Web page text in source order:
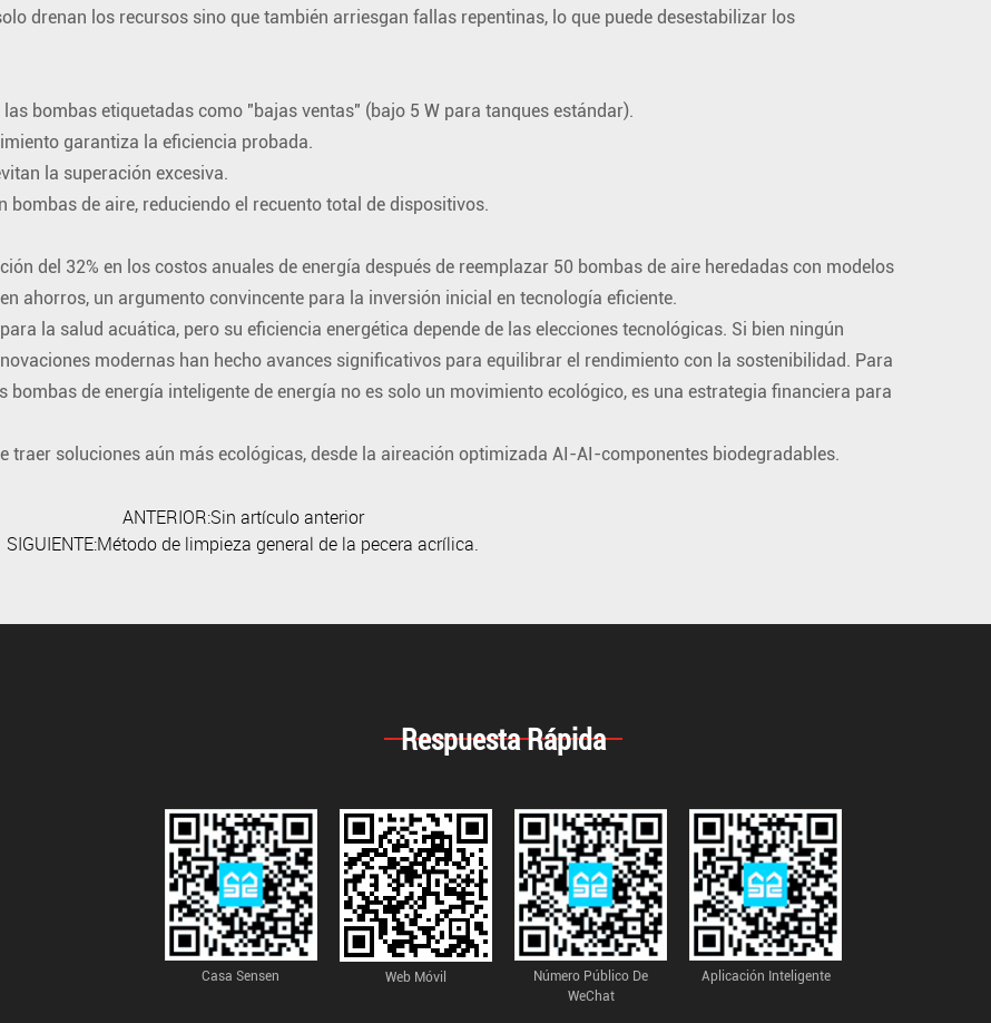
drenan los recursos sino que también arriesgan fallas repentinas, lo que puede desestabilizar los
bombas etiquetadas como "bajas ventas" (bajo 5 W para tanques estándar).
garantiza la eficiencia probada.
la superación excesiva.
de aire, reduciendo el recuento total de dispositivos.
del 32% en los costos anuales de energía después de reemplazar 50 bombas de aire heredadas con modelos
ahorros, un argumento convincente para la inversión inicial en tecnología eficiente.
la salud acuática, pero su eficiencia energética depende de las elecciones tecnológicas. Si bien ningún
modernas han hecho avances significativos para equilibrar el rendimiento con la sostenibilidad. Para
de energía inteligente de energía no es solo un movimiento ecológico, es una estrategia financiera para
traer soluciones aún más ecológicas, desde la aireación optimizada AI-AI-componentes biodegradables.
ANTERIOR:Sin artículo anterior
SIGUIENTE:Método de limpieza general de la pecera acrílica.
Respuesta Rápida
Casa Sensen Web Móvil
Número Público De
WeChat
Aplicación Inteligente